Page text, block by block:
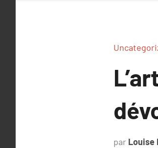
par Louise